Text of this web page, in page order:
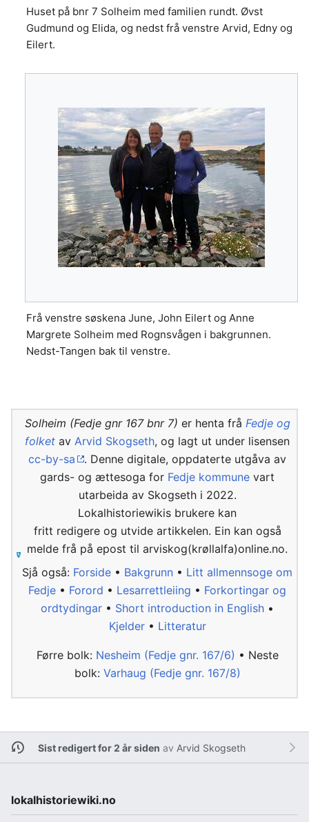
Huset på bnr 7 Solheim med familien rundt. Øvst
Gudmund og Elida, og nedst frå venstre Arvid, Edny og
Eilert.
Frå venstre søskena June, John Eilert og Anne
Margrete Solheim med Rognsvågen i bakgrunnen.
Nedst-Tangen bak til venstre.
Solheim (Fedje gnr 167 bnr 7) er henta frå Fedje og
folket av Arvid Skogseth, og lagt ut under lisensen
cc-by-sa
. Denne digitale, oppdaterte utgåva av
gards- og ættesoga for Fedje kommune vart
utarbeida av Skogseth i 2022.
Lokalhistoriewikis brukere kan
fritt redigere og utvide artikkelen. Ein kan også
melde frå på epost til arviskog(krøllalfa)online.no.
Sjå også: Forside • Bakgrunn • Litt allmennsoge om
Fedje • Forord • Lesarrettleiing • Forkortingar og
ordtydingar • Short introduction in English •
Kjelder• Litteratur
Førre bolk: Nesheim (Fedje gnr. 167/6) • Neste
bolk: Varhaug (Fedje gnr. 167/8)
Sist redigert for 2 år siden av Arvid Skogseth
lokalhistoriewiki.no